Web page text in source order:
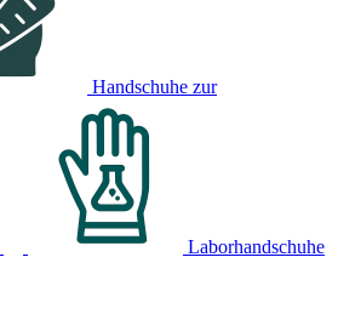
Handschuhe zur
Laborhandschuhe